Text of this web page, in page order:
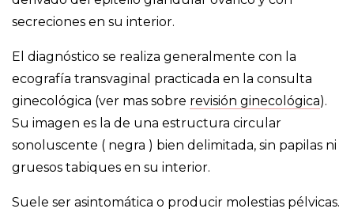
secreciones en su interior.
El diagnóstico se realiza generalmente con la
ecografía transvaginal practicada en la consulta
ginecológica (ver mas sobre revisión ginecológica).
Su imagen es la de una estructura circular
sonoluscente ( negra ) bien delimitada, sin papilas ni
gruesos tabiques en su interior.
Suele ser asintomática o producir molestias pélvicas.